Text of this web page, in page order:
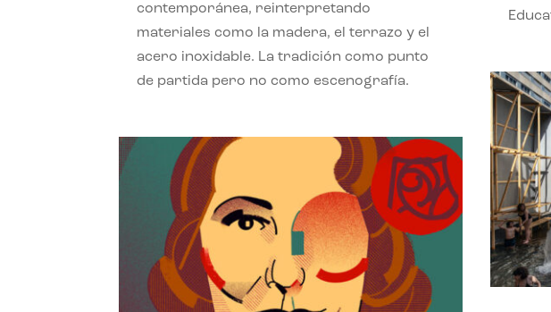
contemporánea, reinterpretando
materiales como la madera, el terrazo y el
acero inoxidable. La tradición como punto
de partida pero no como escenografía.